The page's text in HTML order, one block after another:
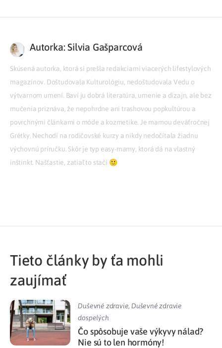
Autorka: Silvia Gašparcová
Skúsená autorka, ktorá si prešla redakciami viacerých lifestylových
magazínov. Doštudovala Kulturológiu, nedoštudovala Vedu o
výtvarnom umení. Baví ju dobrá literatúra, umenie a dizajn, ale bez
mučenia priznáva, že nepohrdne ani trashovou popkultúrou a
povrchnými článkami o móde a kozmetike. Je mamou deväťročnej
Grétky. Nechodí na rodičovské kurzy a nikdy nedočítala žiadnu
výchovnú príručku. Skôr je typ easy-mamy, ktorá dá na vlastný
inštinkt. Našťastie, zatiaľ to stačí 🙂
Tieto články by ťa mohli
zaujímať
Duševné zdravie,Duševné zdravie
dospelých
Čo spôsobuje vaše výkyvy nálad?
Nie sú to len hormóny!